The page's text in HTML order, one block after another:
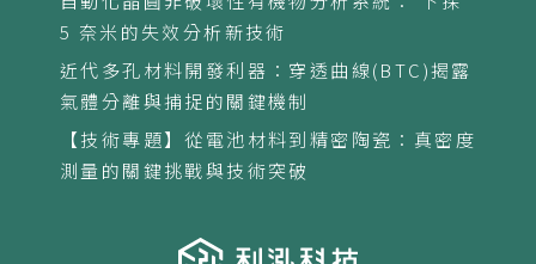
5 奈米的失效分析新技術
近代多孔材料開發利器：穿透曲線(BTC)揭露
氣體分離與捕捉的關鍵機制
【技術專題】從電池材料到精密陶瓷：真密度
測量的關鍵挑戰與技術突破